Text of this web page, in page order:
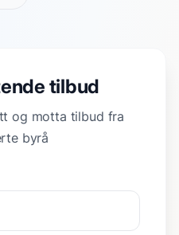
tilbud
og motta tilbud fra
byrå